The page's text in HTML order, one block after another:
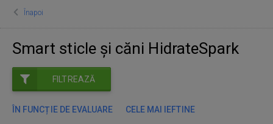
Înapoi
Smart sticle și căni HidrateSpark
FILTREAZĂ
ÎN FUNCȚIE DE EVALUARE CELE MAI IEFTINE